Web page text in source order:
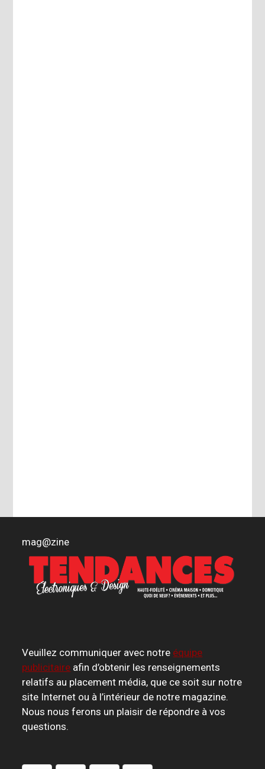
mag@zine
Veuillez communiquer avec notre équipe
publicitaire afin d’obtenir les renseignements
relatifs au placement média, que ce soit sur notre
site Internet ou à l’intérieur de notre magazine.
Nous nous ferons un plaisir de répondre à vos
questions.